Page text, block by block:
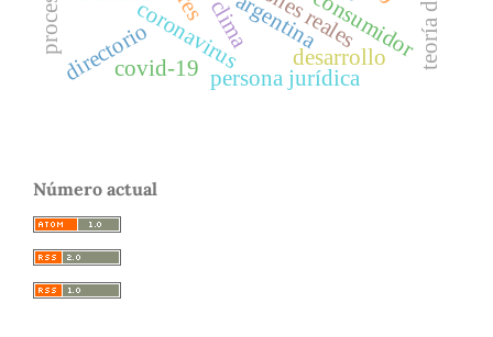
coronavirus
persona jurídica
directorio clima
desarrollo
argentina
covid-19
Número actual